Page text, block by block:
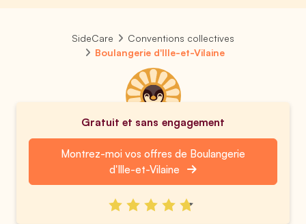
SideCare
Conventions collectives
Boulangerie d'Ille-et-Vilaine
Gratuit et sans engagement
Montrez-moi vos offres de Boulangerie
d'Ille-et-Vilaine